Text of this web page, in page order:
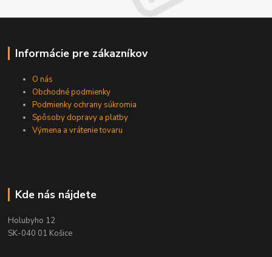
Informácie pre zákazníkov
O nás
Obchodné podmienky
Podmienky ochrany súkromia
Spôsoby dopravy a platby
Výmena a vrátenie tovaru
Kde nás nájdete
Holubyho 12
SK-040 01 Košice